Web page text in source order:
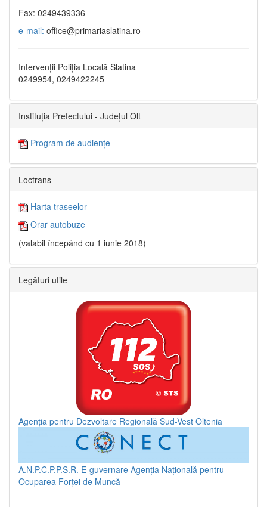
Fax: 0249439336
e-mail: office@primariaslatina.ro
Intervenții Poliția Locală Slatina
0249954, 0249422245
Instituția Prefectului - Județul Olt
Program de audiențe
Loctrans
Harta traseelor
Orar autobuze
(valabil începând cu 1 iunie 2018)
Legături utile
Agenția pentru Dezvoltare Regională Sud-Vest Oltenia
A.N.P.C.P.P.S.R. E-guvernare Agenția Națională pentru
Ocuparea Forței de Muncă